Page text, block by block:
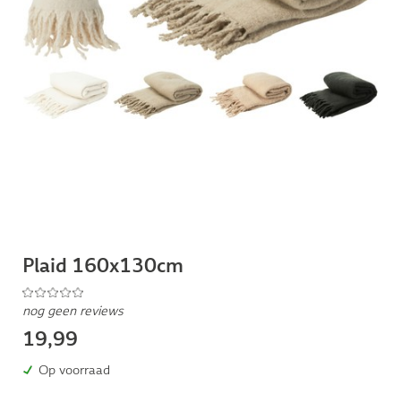
Plaid 160x130cm
nog geen reviews
19,99
Op voorraad